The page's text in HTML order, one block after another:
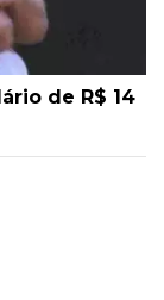
de R$ 14